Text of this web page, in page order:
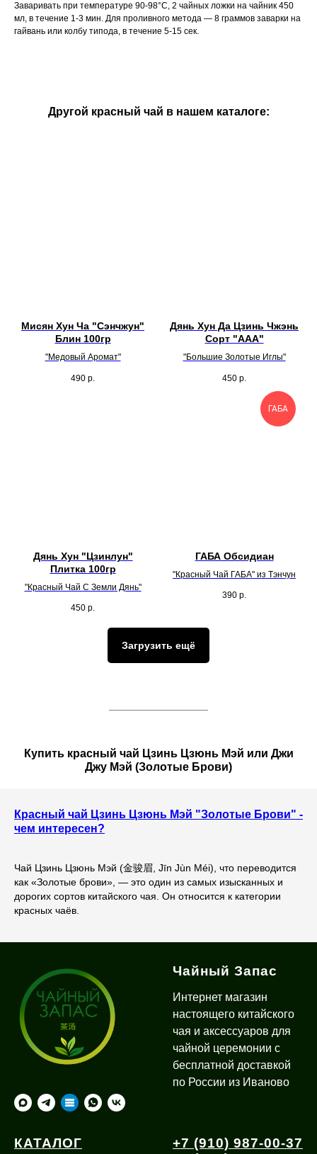
Заваривать при температуре 90-98°C, 2 чайных ложки на чайник 450
мл, в течение 1-3 мин. Для проливного метода — 8 граммов заварки на
гайвань или колбу типода, в течение 5-15 сек.
Другой красный чай в нашем каталоге:
Мисян Хун Ча "Сэнчжун"
Блин 100гр
"Медовый Аромат"
490 р.
Дянь Хун Да Цзинь Чжэнь
Сорт "ААА"
"Большие Золотые Иглы"
450 р.
Дянь Хун "Цзинлун"
Плитка 100гр
"Красный Чай С Земли Дянь"
450 р.
ГАБА
ГАБА Обсидиан
"Красный Чай ГАБА" из Тэнчун
390 р.
Загрузить ещё
Купить красный чай Цзинь Цзюнь Мэй или Джи
Джу Мэй (Золотые Брови)
Красный чай Цзинь Цзюнь Мэй "Золотые Брови" -
чем интересен?
Чай Цзинь Цзюнь Мэй (金骏眉, Jīn Jùn Méi), что переводится
как «Золотые брови», — это один из самых изысканных и
дорогих сортов китайского чая. Он относится к категории
красных чаёв.
Чайный Запас
Интернет магазин
настоящего китайского
чая и аксессуаров для
чайной церемонии с
бесплатной доставкой
по России из Иваново
КАТАЛОГ
+7 (910) 987-00-37